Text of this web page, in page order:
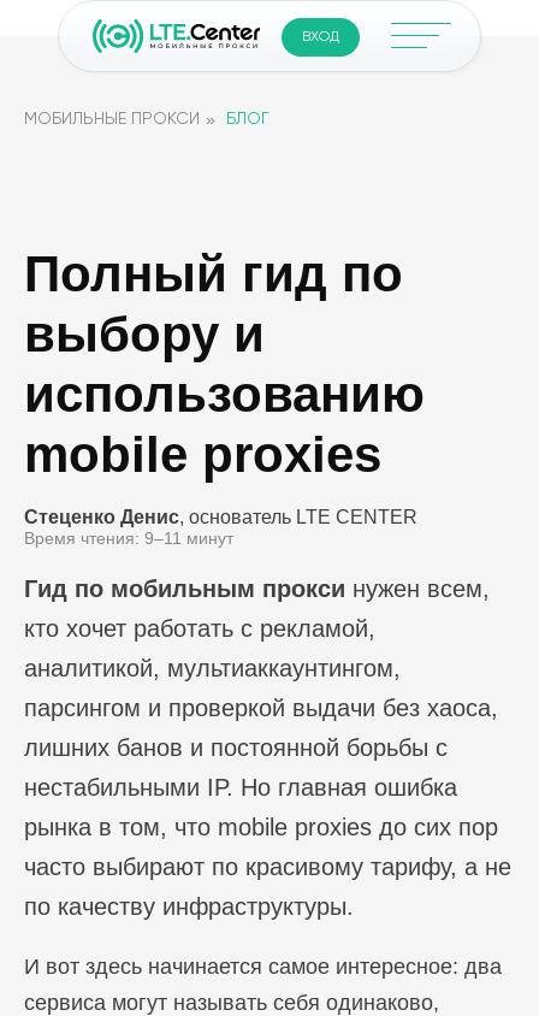
ВХОД
МОБИЛЬНЫЕ ПРОКСИ » БЛОГ
Полный гид по
выбору и
использованию
mobile proxies
Стеценко Денис, основатель LTE CENTER
Время чтения: 9–11 минут
Гид по мобильным прокси нужен всем,
кто хочет работать с рекламой,
аналитикой, мультиаккаунтингом,
парсингом и проверкой выдачи без хаоса,
лишних банов и постоянной борьбы с
нестабильными IP. Но главная ошибка
рынка в том, что mobile proxies до сих пор
часто выбирают по красивому тарифу, а не
по качеству инфраструктуры.
И вот здесь начинается самое интересное: два
сервиса могут называть себя одинаково,